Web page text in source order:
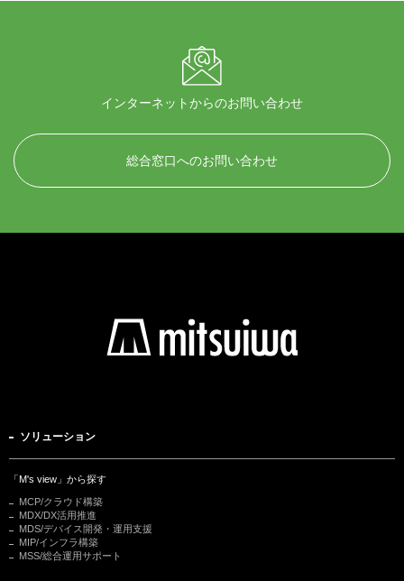
インターネットからのお問い合わせ
総合窓口へのお問い合わせ
ソリューション
「M's view」から探す
MCP/クラウド構築
MDX/DX活用推進
MDS/デバイス開発・運用支援
MIP/インフラ構築
MSS/総合運用サポート